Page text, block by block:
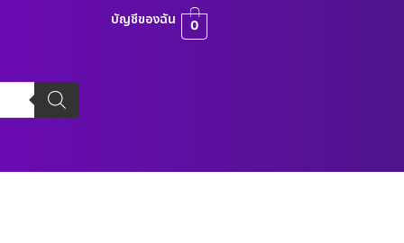
บัญชีของฉัน 0